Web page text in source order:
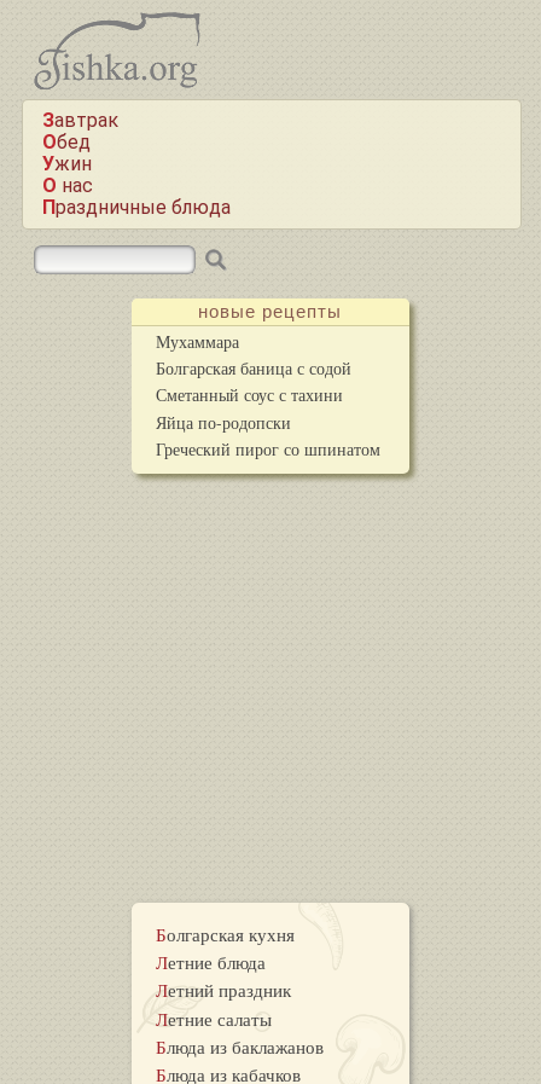
Завтрак
Обед
Ужин
О нас
Праздничные блюда
новые рецепты
Мухаммара
Болгарская баница с содой
Сметанный соус с тахини
Яйца по-родопски
Греческий пирог со шпинатом
Болгарская кухня
Летние блюда
Летний праздник
Летние салаты
Блюда из баклажанов
Блюда из кабачков